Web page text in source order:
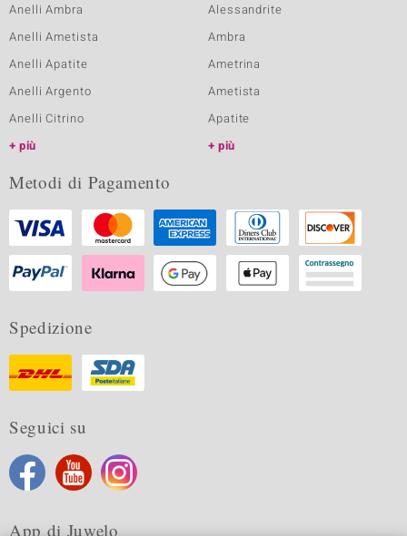
Anelli Ambra
Anelli Ametista
Anelli Apatite
Anelli Argento
Anelli Citrino
più
Alessandrite
Ambra
Ametrina
Ametista
Apatite
più
Metodi di Pagamento
Spedizione
Seguici su
App di Juwelo